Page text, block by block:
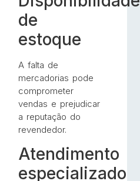
de
estoque
A falta de
mercadorias pode
comprometer
vendas e prejudicar
a reputação do
revendedor.
Atendimento
especializado